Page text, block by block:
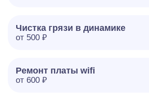
Чистка грязи в динамике
от 500 ₽
Ремонт платы wifi
от 600 ₽